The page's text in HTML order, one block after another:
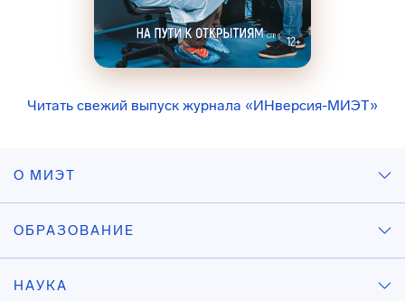
Читать свежий выпуск журнала «ИНверсия-МИЭТ»
О МИЭТ
ОБРАЗОВАНИЕ
НАУКА